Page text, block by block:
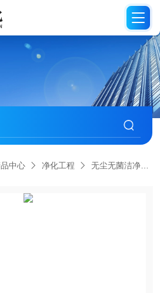
中心 净化工程 无尘无菌洁净厂房